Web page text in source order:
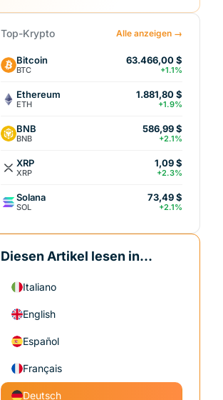
Top-Krypto Alle anzeigen →
Bitcoin
BTC
63.466,00 $
+1.1%
Ethereum
ETH
1.881,80 $
+1.9%
BNB
BNB
586,99 $
+2.1%
XRP
XRP
1,09 $
+2.3%
Solana
SOL
73,49 $
+2.1%
Diesen Artikel lesen in...
Italiano
English
Español
Français
Deutsch